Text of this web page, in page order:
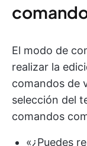
El modo de
realizar la
comandos de
selección del
comandos
«¿Puedes